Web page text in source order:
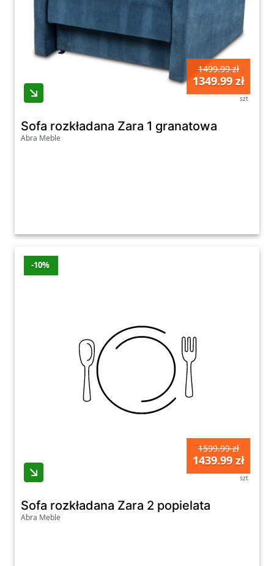
1499.99 zł
1349.99 zł
szt
Sofa rozkładana Zara 1 granatowa
Abra Meble
-10%
1599.99 zł
1439.99 zł
szt
Sofa rozkładana Zara 2 popielata
Abra Meble